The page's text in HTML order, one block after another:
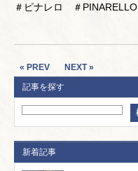
＃ピナレロ ＃PINARELLO
« PREV
NEXT »
記事を探す
新着記事